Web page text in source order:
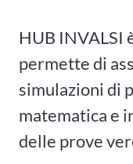
HUB INVALSI
permette di
simulazioni di
matematica e
delle prove